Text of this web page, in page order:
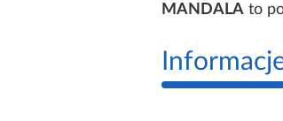
MANDALA to